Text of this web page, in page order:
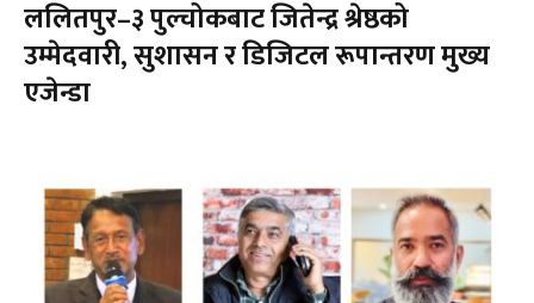
ललितपुर–३ पुल्चोकबाट जितेन्द्र श्रेष्ठको
उम्मेदवारी, सुशासन र डिजिटल रूपान्तरण मुख्य
एजेन्डा